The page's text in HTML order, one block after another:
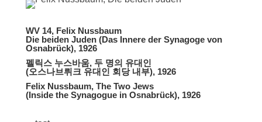
WV 14, Felix Nussbaum
Die beiden Juden (Das Innere der Synagoge von
Osnabrück), 1926
펠릭스 누스바움, 두 명의 유대인
(오스나브뤼크 유대인 회당 내부), 1926
Felix Nussbaum, The Two Jews
(Inside the Synagogue in Osnabrück), 1926